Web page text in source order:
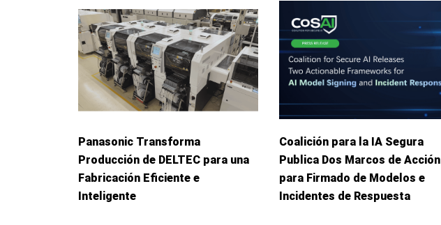
Panasonic Transforma
Producción de DELTEC para una
Fabricación Eficiente e
Inteligente
Coalición para la IA Segura
Publica Dos Marcos de Acción
para Firmado de Modelos e
Incidentes de Respuesta